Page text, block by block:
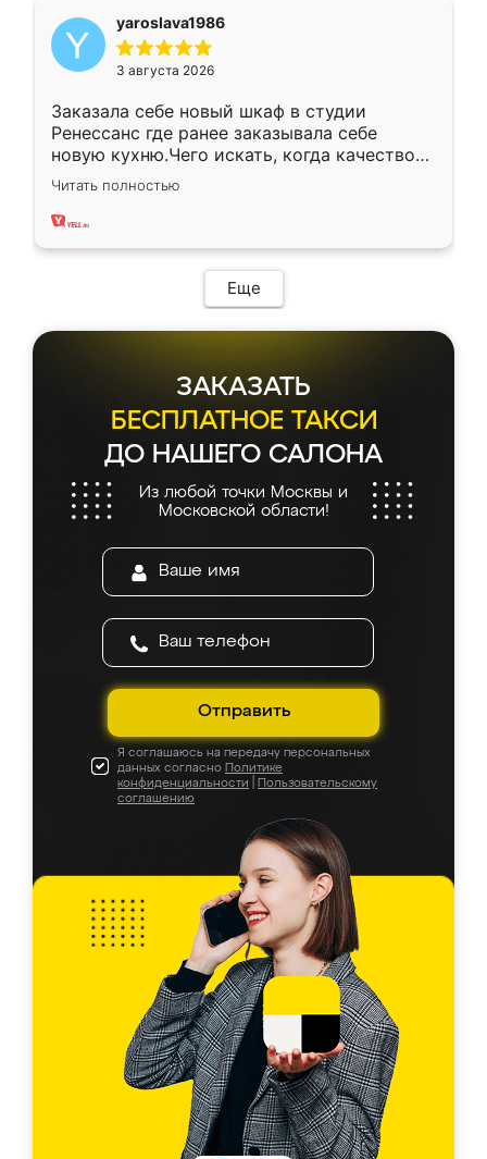
yaroslava1986
3 августа 2026
Заказала себе новый шкаф в студии
Ренессанс где ранее заказывала себе
новую кухню.Чего искать, когда качеством
вполне довольна. Служит кухня уже почти
два года, нареканий нет.
Читать полностью
Еще
ЗАКАЗАТЬ
БЕСПЛАТНОЕ ТАКСИ
ДО НАШЕГО САЛОНА
Из любой точки Москвы и
Московской области!
Отправить
Я соглашаюсь на передачу персональных
данных согласно Политике
конфиденциальности
Пользовательскому
соглашению